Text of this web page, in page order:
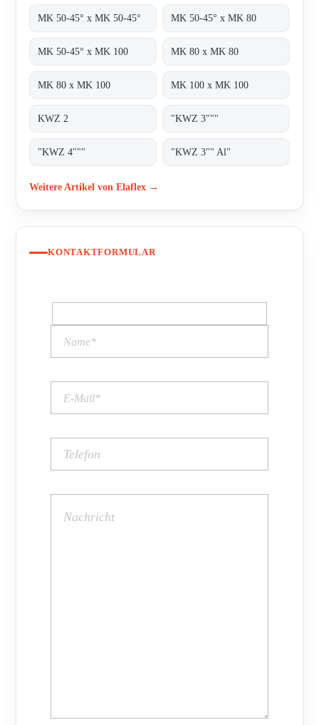
MK 50-45° x MK 50-45° MK 50-45° x MK 80
MK 50-45° x MK 100 MK 80 x MK 80
MK 80 x MK 100 MK 100 x MK 100
KWZ 2 "KWZ 3"""
"KWZ 4""" "KWZ 3"" Al"
Weitere Artikel von Elaflex →
KONTAKTFORMULAR